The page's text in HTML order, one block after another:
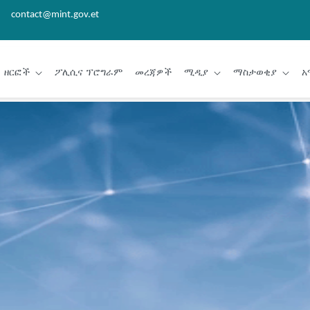
contact@mint.gov.et
ዘርፎች ፖሊሲና ፕሮግራም መረጃዎች ሚዲያ ማስታወቂያ